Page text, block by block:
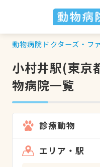
動物病院ドクターズ・フ
小村井駅(東京
物病院一覧
診療動物
エリア・駅